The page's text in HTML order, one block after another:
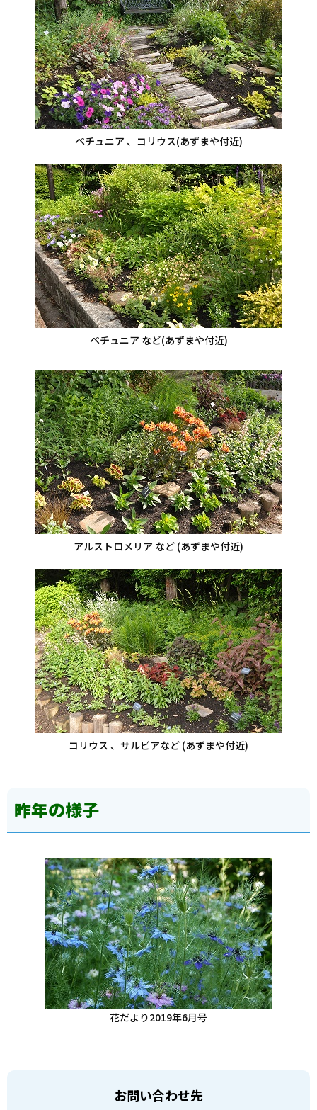
ペチュニア 、コリウス(あずまや付近)
ペチュニア など(あずまや付近)
アルストロメリア など (あずまや付近)
コリウス 、サルビアなど (あずまや付近)
昨年の様子
花だより2019年6月号
お問い合わせ先